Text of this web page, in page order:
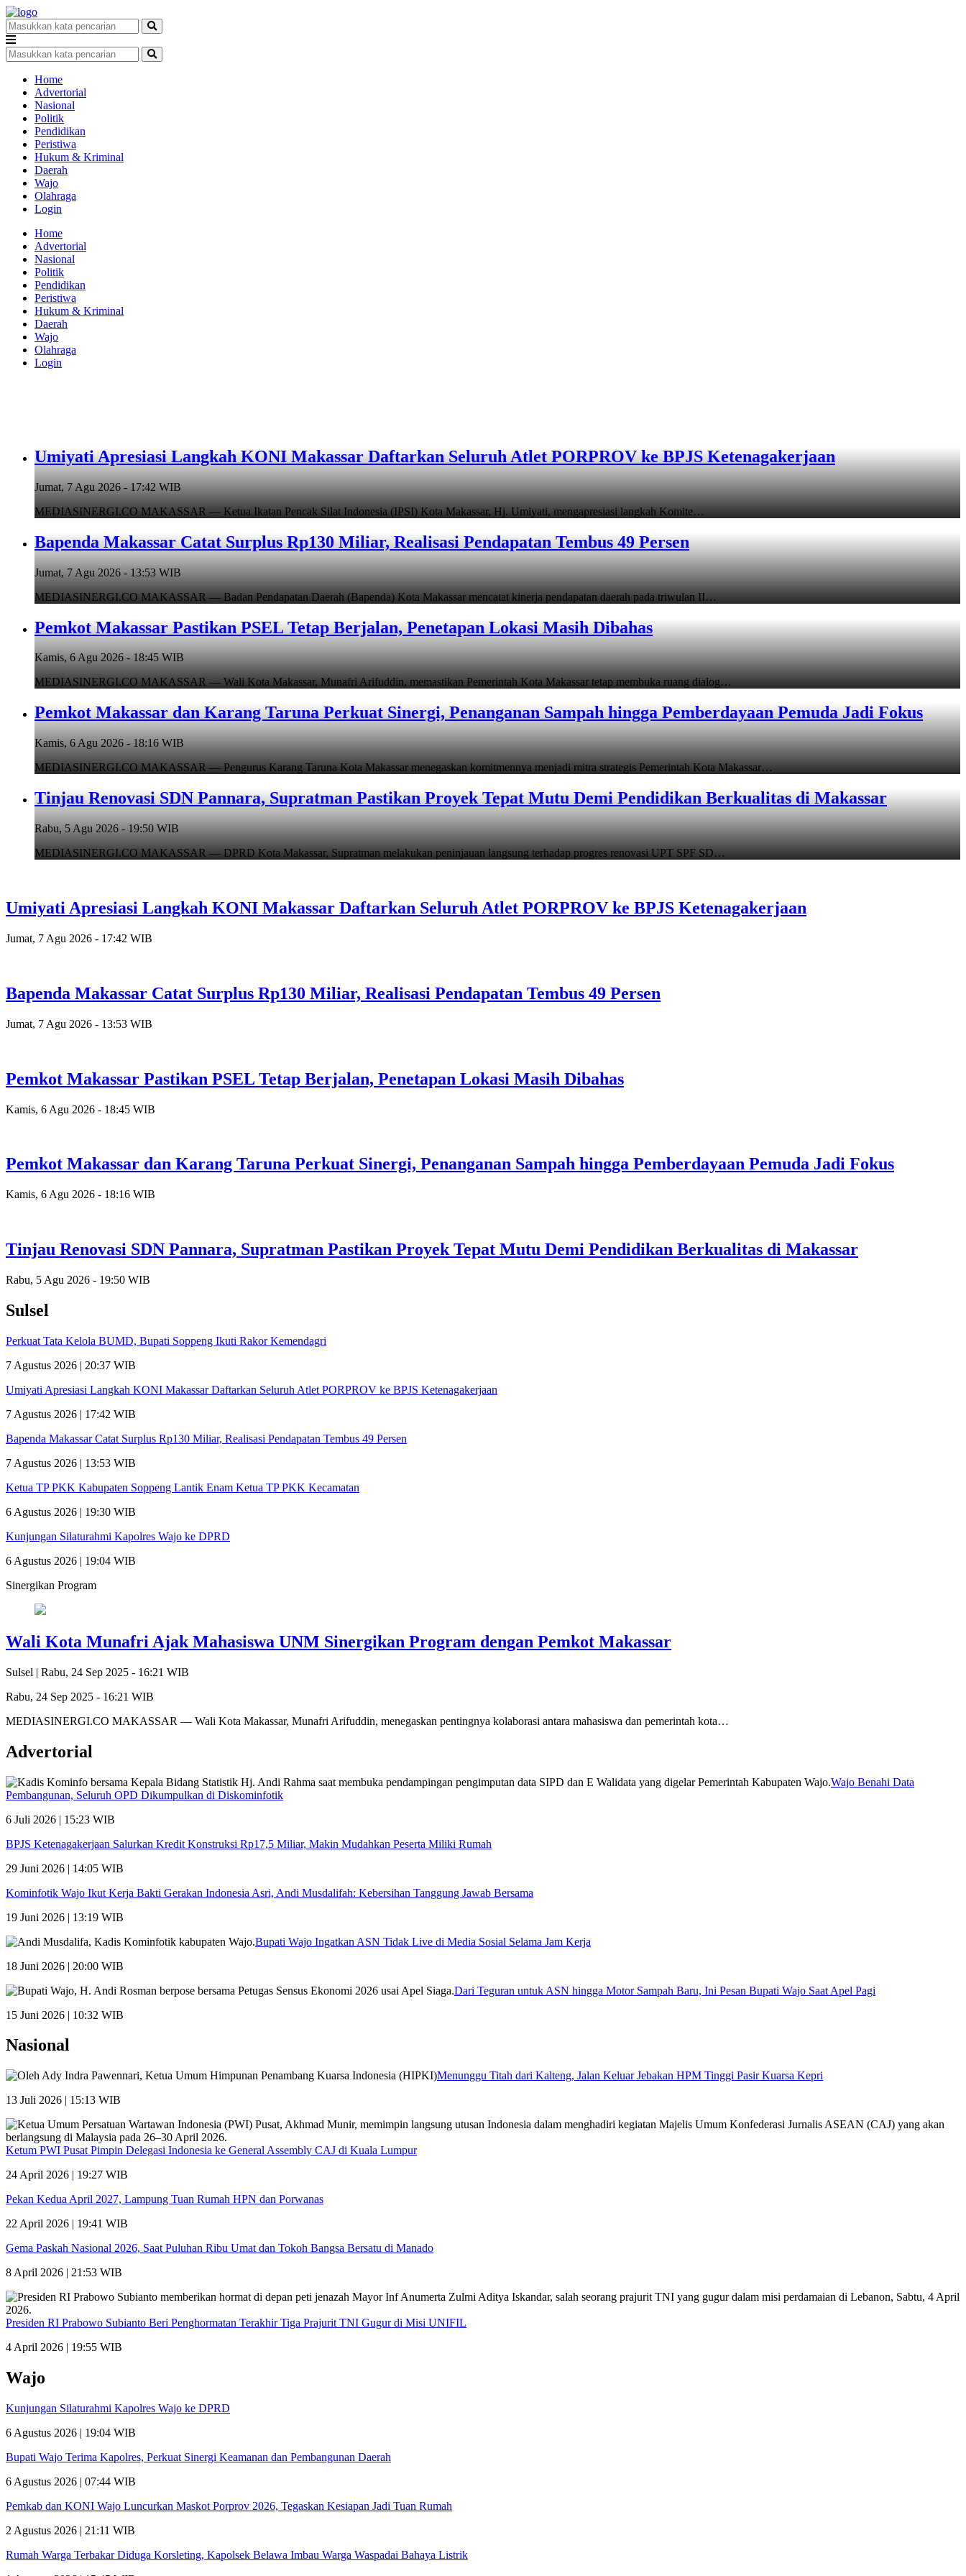
Home
Advertorial
Nasional
Politik
Pendidikan
Peristiwa
Hukum & Kriminal
Daerah
Wajo
Olahraga
Login
Home
Advertorial
Nasional
Politik
Pendidikan
Peristiwa
Hukum & Kriminal
Daerah
Wajo
Olahraga
Login
Umiyati Apresiasi Langkah KONI Makassar Daftarkan Seluruh Atlet PORPROV ke BPJS Ketenagakerjaan
Jumat, 7 Agu 2026 - 17:42 WIB
MEDIASINERGI.CO MAKASSAR — Ketua Ikatan Pencak Silat Indonesia (IPSI) Kota Makassar, Hj. Umiyati, mengapresiasi langkah Komite…
Bapenda Makassar Catat Surplus Rp130 Miliar, Realisasi Pendapatan Tembus 49 Persen
Jumat, 7 Agu 2026 - 13:53 WIB
MEDIASINERGI.CO MAKASSAR — Badan Pendapatan Daerah (Bapenda) Kota Makassar mencatat kinerja pendapatan daerah pada triwulan II…
Pemkot Makassar Pastikan PSEL Tetap Berjalan, Penetapan Lokasi Masih Dibahas
Kamis, 6 Agu 2026 - 18:45 WIB
MEDIASINERGI.CO MAKASSAR — Wali Kota Makassar, Munafri Arifuddin, memastikan Pemerintah Kota Makassar tetap membuka ruang dialog…
Pemkot Makassar dan Karang Taruna Perkuat Sinergi, Penanganan Sampah hingga Pemberdayaan Pemuda Jadi Fokus
Kamis, 6 Agu 2026 - 18:16 WIB
MEDIASINERGI.CO MAKASSAR — Pengurus Karang Taruna Kota Makassar menegaskan komitmennya menjadi mitra strategis Pemerintah Kota Makassar…
Tinjau Renovasi SDN Pannara, Supratman Pastikan Proyek Tepat Mutu Demi Pendidikan Berkualitas di Makassar
Rabu, 5 Agu 2026 - 19:50 WIB
MEDIASINERGI.CO MAKASSAR — DPRD Kota Makassar, Supratman melakukan peninjauan langsung terhadap progres renovasi UPT SPF SD…
Umiyati Apresiasi Langkah KONI Makassar Daftarkan Seluruh Atlet PORPROV ke BPJS Ketenagakerjaan
Jumat, 7 Agu 2026 - 17:42 WIB
Bapenda Makassar Catat Surplus Rp130 Miliar, Realisasi Pendapatan Tembus 49 Persen
Jumat, 7 Agu 2026 - 13:53 WIB
Pemkot Makassar Pastikan PSEL Tetap Berjalan, Penetapan Lokasi Masih Dibahas
Kamis, 6 Agu 2026 - 18:45 WIB
Pemkot Makassar dan Karang Taruna Perkuat Sinergi, Penanganan Sampah hingga Pemberdayaan Pemuda Jadi Fokus
Kamis, 6 Agu 2026 - 18:16 WIB
Tinjau Renovasi SDN Pannara, Supratman Pastikan Proyek Tepat Mutu Demi Pendidikan Berkualitas di Makassar
Rabu, 5 Agu 2026 - 19:50 WIB
Sulsel
Perkuat Tata Kelola BUMD, Bupati Soppeng Ikuti Rakor Kemendagri
7 Agustus 2026 | 20:37 WIB
Umiyati Apresiasi Langkah KONI Makassar Daftarkan Seluruh Atlet PORPROV ke BPJS Ketenagakerjaan
7 Agustus 2026 | 17:42 WIB
Bapenda Makassar Catat Surplus Rp130 Miliar, Realisasi Pendapatan Tembus 49 Persen
7 Agustus 2026 | 13:53 WIB
Ketua TP PKK Kabupaten Soppeng Lantik Enam Ketua TP PKK Kecamatan
6 Agustus 2026 | 19:30 WIB
Kunjungan Silaturahmi Kapolres Wajo ke DPRD
6 Agustus 2026 | 19:04 WIB
Sinergikan Program
Wali Kota Munafri Ajak Mahasiswa UNM Sinergikan Program dengan Pemkot Makassar
Sulsel | Rabu, 24 Sep 2025 - 16:21 WIB
Rabu, 24 Sep 2025 - 16:21 WIB
MEDIASINERGI.CO MAKASSAR — Wali Kota Makassar, Munafri Arifuddin, menegaskan pentingnya kolaborasi antara mahasiswa dan pemerintah kota…
Advertorial
Wajo Benahi Data
Pembangunan, Seluruh OPD Dikumpulkan di Diskominfotik
6 Juli 2026 | 15:23 WIB
BPJS Ketenagakerjaan Salurkan Kredit Konstruksi Rp17,5 Miliar, Makin Mudahkan Peserta Miliki Rumah
29 Juni 2026 | 14:05 WIB
Kominfotik Wajo Ikut Kerja Bakti Gerakan Indonesia Asri, Andi Musdalifah: Kebersihan Tanggung Jawab Bersama
19 Juni 2026 | 13:19 WIB
Bupati Wajo Ingatkan ASN Tidak Live di Media Sosial Selama Jam Kerja
18 Juni 2026 | 20:00 WIB
Dari Teguran untuk ASN hingga Motor Sampah Baru, Ini Pesan Bupati Wajo Saat Apel Pagi
15 Juni 2026 | 10:32 WIB
Nasional
Menunggu Titah dari Kalteng, Jalan Keluar Jebakan HPM Tinggi Pasir Kuarsa Kepri
13 Juli 2026 | 15:13 WIB
Ketum PWI Pusat Pimpin Delegasi Indonesia ke General Assembly CAJ di Kuala Lumpur
24 April 2026 | 19:27 WIB
Pekan Kedua April 2027, Lampung Tuan Rumah HPN dan Porwanas
22 April 2026 | 19:41 WIB
Gema Paskah Nasional 2026, Saat Puluhan Ribu Umat dan Tokoh Bangsa Bersatu di Manado
8 April 2026 | 21:53 WIB
Presiden RI Prabowo Subianto Beri Penghormatan Terakhir Tiga Prajurit TNI Gugur di Misi UNIFIL
4 April 2026 | 19:55 WIB
Wajo
Kunjungan Silaturahmi Kapolres Wajo ke DPRD
6 Agustus 2026 | 19:04 WIB
Bupati Wajo Terima Kapolres, Perkuat Sinergi Keamanan dan Pembangunan Daerah
6 Agustus 2026 | 07:44 WIB
Pemkab dan KONI Wajo Luncurkan Maskot Porprov 2026, Tegaskan Kesiapan Jadi Tuan Rumah
2 Agustus 2026 | 21:11 WIB
Rumah Warga Terbakar Diduga Korsleting, Kapolsek Belawa Imbau Warga Waspadai Bahaya Listrik